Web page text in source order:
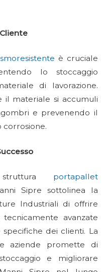
è cruciale
lo stoccaggio
di lavorazione.
il materiale si accumuli
e prevenendo il
corrosione.
struttura portapallet
Sipre sottolinea la
Industriali di offrire
avanzate
dei clienti. La
aziende promette di
e migliorare